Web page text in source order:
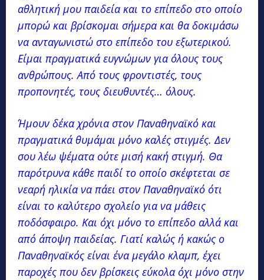
αθλητική μου παιδεία και το επίπεδο στο οποίο
μπορώ και βρίσκομαι σήμερα και θα δοκιμάσω
να ανταγωνιστώ στο επίπεδο του εξωτερικού.
Είμαι πραγματικά ευγνώμων για όλους τους
ανθρώπους. Από τους φροντιστές, τους
προπονητές, τους διευθυντές… όλους.
Ήμουν δέκα χρόνια στον Παναθηναϊκό και
πραγματικά θυμάμαι μόνο καλές στιγμές. Δεν
σου λέω ψέματα ούτε μισή κακή στιγμή. Θα
παρότρυνα κάθε παιδί το οποίο σκέφτεται σε
νεαρή ηλικία να πάει στον Παναθηναϊκό ότι
είναι το καλύτερο σχολείο για να μάθεις
ποδόσφαιρο. Και όχι μόνο το επίπεδο αλλά και
από άποψη παιδείας. Γιατί καλώς ή κακώς ο
Παναθηναϊκός είναι ένα μεγάλο κλαμπ, έχει
παροχές που δεν βρίσκεις εύκολα όχι μόνο στην